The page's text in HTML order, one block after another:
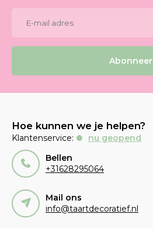
Abonneer
Hoe kunnen we je helpen?
Klantenservice:
nu geopend
Bellen
+31628295064
Mail ons
info@taartdecoratief.nl